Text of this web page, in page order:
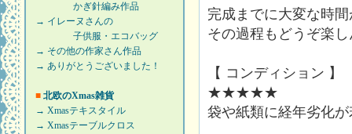
かぎ針編み作品
→ イレーヌさんの
子供服・エコバッグ
→ その他の作家さん作品
→ ありがとうございました！
■ 北欧のXmas雑貨
→ Xmasテキスタイル
→ Xmasテーブルクロス
完成までに大変な時
その過程もどうぞ楽
【 コンディション 】
★★★★★
袋や紙類に経年劣化